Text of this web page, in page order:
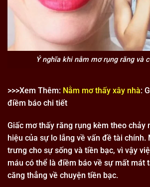
Ý nghĩa khi nằm mơ rụng răng và
>>>Xem Thêm: Nằm mơ thấy xây nhà:
điềm báo chi tiết
Giấc mơ thấy răng rụng kèm theo chảy
hiệu của sự lo lắng về vấn đề tài
trưng cho sự sống và tiền bạc, vì vậy
máu có thể là điềm báo về sự mất mát
căng thẳng về chuyện tiền bạc.